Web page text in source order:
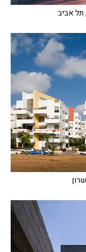
תל אביב